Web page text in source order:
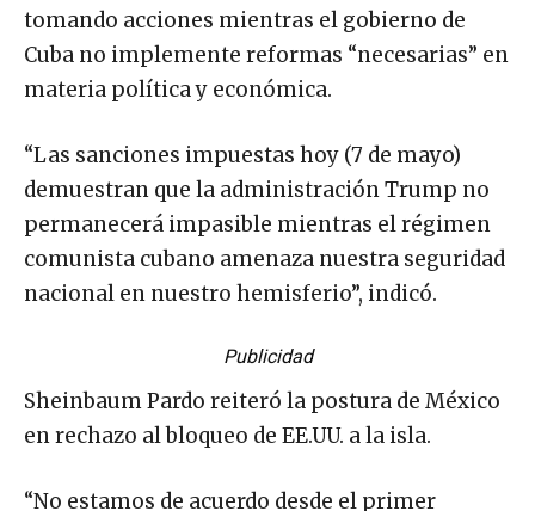
tomando acciones mientras el gobierno de
Cuba no implemente reformas “necesarias” en
materia política y económica.
“Las sanciones impuestas hoy (7 de mayo)
demuestran que la administración Trump no
permanecerá impasible mientras el régimen
comunista cubano amenaza nuestra seguridad
nacional en nuestro hemisferio”, indicó.
Publicidad
Sheinbaum Pardo reiteró la postura de México
en rechazo al bloqueo de EE.UU. a la isla.
“No estamos de acuerdo desde el primer